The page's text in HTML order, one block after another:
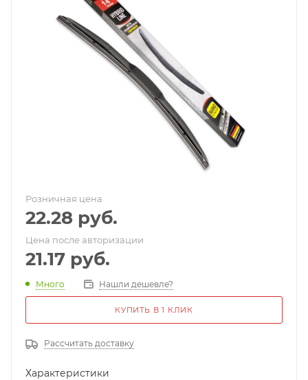
Розничная цена
22.28 руб.
Цена после авторизации
21.17 руб.
Много Нашли дешевле?
КУПИТЬ В 1 КЛИК
Рассчитать доставку
Характеристики